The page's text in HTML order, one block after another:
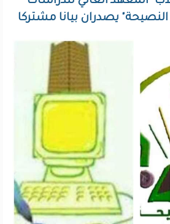
يصدران بيانا مشتركا